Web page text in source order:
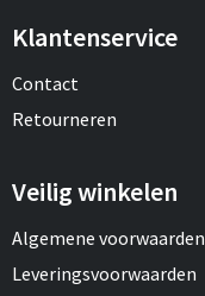
Klantenservice
Contact
Retourneren
Veilig winkelen
Algemene voorwaarden
Leveringsvoorwaarden